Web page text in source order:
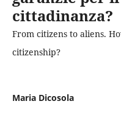
cittadinanza?
From citizens to aliens.
citizenship?
Maria Dicosola